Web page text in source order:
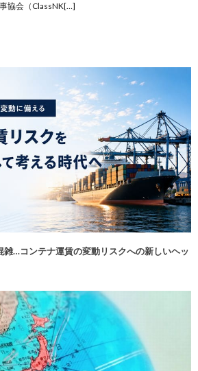
協会（ClassNK[…]
雑…コンテナ運賃の変動リスクへの新しいヘッ